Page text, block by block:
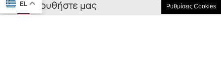
EL Ρυθμίσεις Cookies
Ακολουθήστε μας